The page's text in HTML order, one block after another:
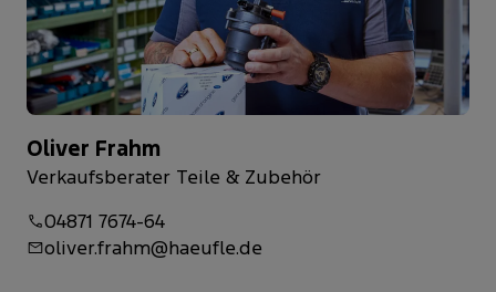
Oliver Frahm
Verkaufsberater Teile & Zubehör
04871 7674-64
oliver.frahm@haeufle.de